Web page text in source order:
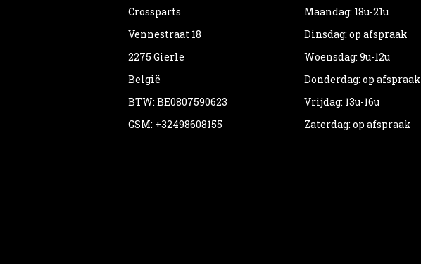
Crossparts
Vennestraat 18
2275 Gierle
België
BTW: BE0807590623
GSM: +32498608155
Maandag: 18u-21u
Dinsdag: op afspraak
Woensdag: 9u-12u
Donderdag: op afspraak
Vrijdag: 13u-16u
Zaterdag: op afspraak